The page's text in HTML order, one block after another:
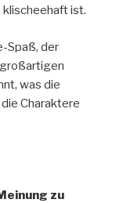
ist.
Spaß, der
was die
Charaktere
zu